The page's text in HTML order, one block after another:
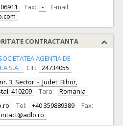
Fax: -
E-mail:
CONTRACTANTA
AGENTIA DE
S.A.
CIF:
24734055
3, Sector: -, Judet: Bihor,
410209
Tara:
Romania
Tel: +40 359889389
Fax: